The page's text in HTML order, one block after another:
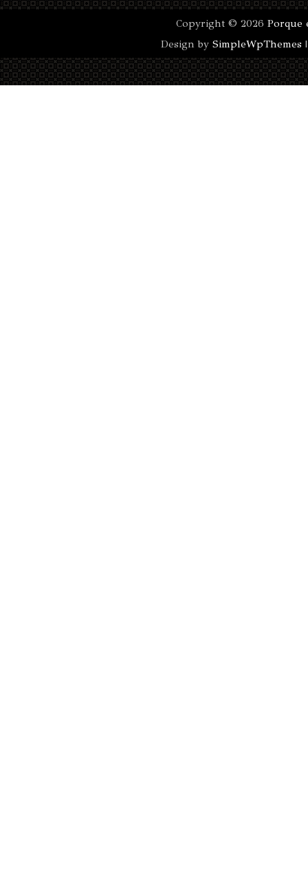
Copyright ©2026Porque
Design bySimpleWpThemes